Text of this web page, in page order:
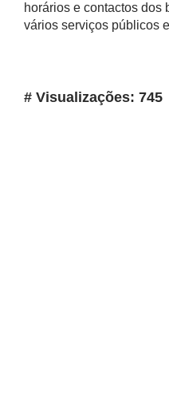
horários e contactos dos
vários serviços públicos
# Visualizações: 745